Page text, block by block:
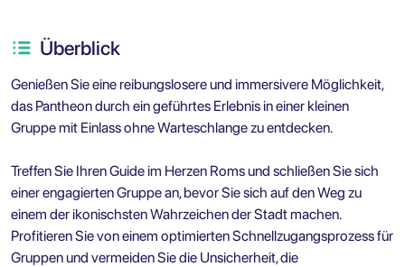
Überblick
Genießen Sie eine reibungslosere und immersivere Möglichkeit,
das Pantheon durch ein geführtes Erlebnis in einer kleinen
Gruppe mit Einlass ohne Warteschlange zu entdecken.
Treffen Sie Ihren Guide im Herzen Roms und schließen Sie sich
einer engagierten Gruppe an, bevor Sie sich auf den Weg zu
einem der ikonischsten Wahrzeichen der Stadt machen.
Profitieren Sie von einem optimierten Schnellzugangsprozess für
Gruppen und vermeiden Sie die Unsicherheit, die